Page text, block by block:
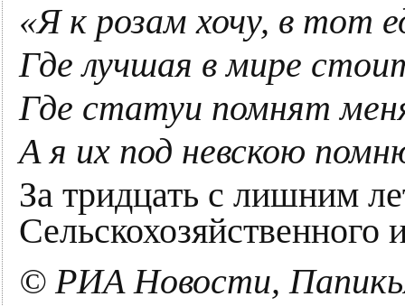
«Я к розам хочу, в тот
Где лучшая в мире
Где статуи помнят
А я их под невскою
За тридцать с лишним
Сельскохозяйственного
© РИА Новости,